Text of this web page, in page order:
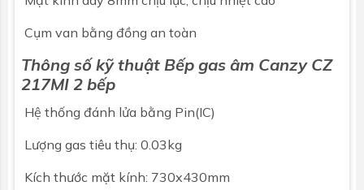
Cụm van bằng đồng an toàn
Thông số kỹ thuật Bếp gas âm Canzy CZ
217MI 2 bếp
Hệ thống đánh lửa bằng Pin(IC)
Lượng gas tiêu thụ: 0.03kg
Kích thước mặt kính: 730x430mm